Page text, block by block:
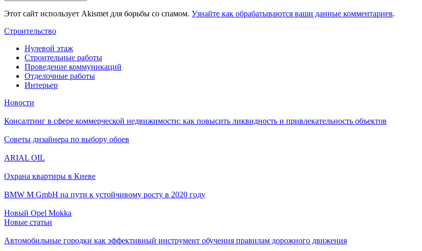
Этот сайт использует Akismet для борьбы со спамом. Узнайте как обрабатываются ваши данные комментариев.
Строительство
Нулевой этаж
Строительные работы
Проведение коммуникаций
Отделочные работы
Интерьер
Новости
Консалтинг в сфере коммерческой недвижимости: как повысить ликвидность и привлекательность объектов
Советы дизайнера по выбору обоев
ARIAL OIL
Охрана квартиры в Киеве
BMW M GmbH на пути к устойчивому росту в 2020 году
Новый Opel Mokka
Новые статьи
Автомобильные городки как эффективный инструмент обучения правилам дорожного движения